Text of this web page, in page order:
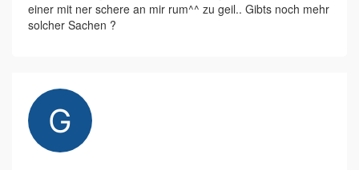
einer mit ner schere an mir rum^^ zu geil.. Gibts noch mehr
solcher Sachen ?